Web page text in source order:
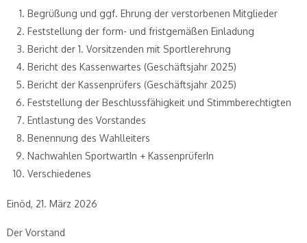
Begrüßung und ggf. Ehrung der verstorbenen Mitglieder
Feststellung der form- und fristgemäßen Einladung
Bericht der 1. Vorsitzenden mit Sportlerehrung
Bericht des Kassenwartes (Geschäftsjahr 2025)
Bericht der Kassenprüfers (Geschäftsjahr 2025)
Feststellung der Beschlussfähigkeit und Stimmberechtigten
Entlastung des Vorstandes
Benennung des Wahlleiters
Nachwahlen SportwartIn + KassenprüferIn
Verschiedenes
Einöd, 21. März 2026
Der Vorstand